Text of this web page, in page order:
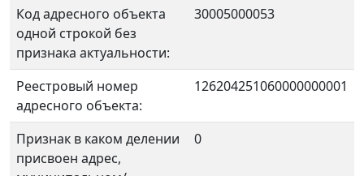
Код адресного объекта
одной строкой без
признака актуальности:
30005000053
Реестровый номер
адресного объекта:
126204251060000000001
Признак в каком делении
присвоен адрес,
0